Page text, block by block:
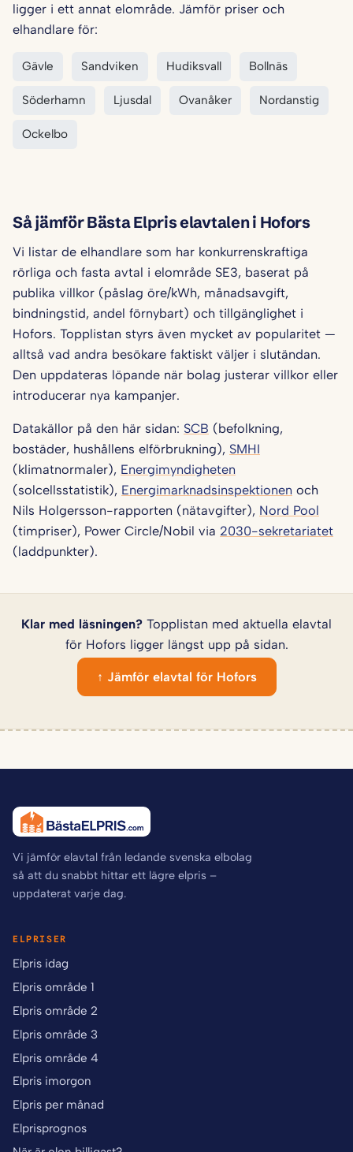
ligger i ett annat elområde. Jämför priser och
elhandlare för:
Gävle Sandviken Hudiksvall Bollnäs
Söderhamn Ljusdal Ovanåker Nordanstig
Ockelbo
Så jämför Bästa Elpris elavtalen i Hofors
Vi listar de elhandlare som har konkurrenskraftiga
rörliga och fasta avtal i elområde SE3, baserat på
publika villkor (påslag öre/kWh, månadsavgift,
bindningstid, andel förnybart) och tillgänglighet i
Hofors. Topplistan styrs även mycket av popularitet —
alltså vad andra besökare faktiskt väljer i slutändan.
Den uppdateras löpande när bolag justerar villkor eller
introducerar nya kampanjer.
Datakällor på den här sidan: SCB (befolkning,
bostäder, hushållens elförbrukning), SMHI
(klimatnormaler), Energimyndigheten
(solcellsstatistik), Energimarknadsinspektionen och
Nils Holgersson-rapporten (nätavgifter), Nord Pool
(timpriser), Power Circle/Nobil via 2030-sekretariatet
(laddpunkter).
Klar med läsningen? Topplistan med aktuella elavtal
för Hofors ligger längst upp på sidan.
↑ Jämför elavtal för Hofors
Vi jämför elavtal från ledande svenska elbolag
så att du snabbt hittar ett lägre elpris –
uppdaterat varje dag.
ELPRISER
Elpris idag
Elpris område 1
Elpris område 2
Elpris område 3
Elpris område 4
Elpris imorgon
Elpris per månad
Elprisprognos